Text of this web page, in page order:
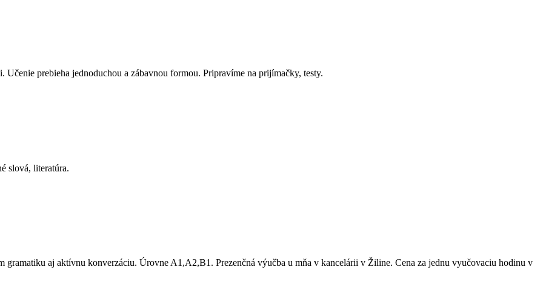
prebieha jednoduchou a zábavnou formou. Pripravíme na prijímačky, testy.
slová, literatúra.
gramatiku aj aktívnu konverzáciu. Úrovne A1,A2,B1. Prezenčná výučba u mňa v kancelárii v Žiline. Cena za jednu vyučovaciu hodinu v